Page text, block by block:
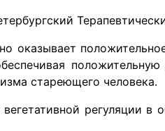
оказывает
стареющего человека.
регуляции